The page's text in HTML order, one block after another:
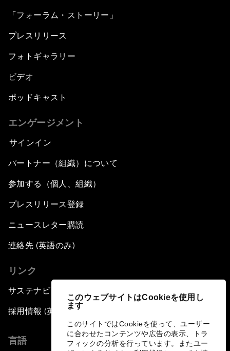
このウェブサイトはCookieを使用し
ます
このサイトではCookieを使って、ユーザー
に合わせたコンテンツや広告の表示、トラ
フィックの分析を行っています。またユー
「フォーラム・ストーリー」
プレスリリース
フォトギャラリー
ビデオ
ポッドキャスト
エンゲージメント
サインイン
パートナー（組織）について
参加する（個人、組織）
プレスリリース登録
ニュースレター購読
連絡先 (英語のみ)
リンク
サステナビリティへの取り組み
採用情報 (英語のみ)
言語